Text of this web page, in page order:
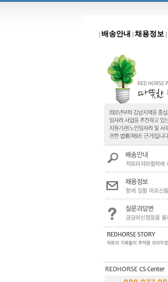
배송안내 채용정보